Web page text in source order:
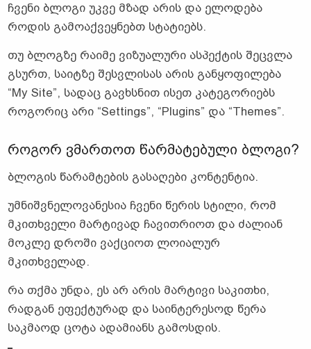
ჩვენი ბლოგი უკვე მზად არის და ელოდება
როდის გამოაქვეყნებთ სტატიებს.
თუ ბლოგზე რაიმე ვიზუალური ასპექტის შეცვლა
გსურთ, საიტზე შესვლისას არის განყოფილება
“My Site”, სადაც გავხსნით ისეთ კატეგორიებს
როგორიც არი “Settings”, “Plugins” და “Themes”.
როგორ ვმართოთ წარმატებული ბლოგი?
ბლოგის წარამტების გასაღები კონტენტია.
უმნიშვნელოვანესია ჩვენი წერის სტილი, რომ
მკითხველი მარტივად ჩავითრიოთ და ძალიან
მოკლე დროში ვაქციოთ ლოიალურ
მკითხველად.
რა თქმა უნდა, ეს არ არის მარტივი საკითხი,
რადგან ეფექტურად და საინტერესოდ წერა
საკმაოდ ცოტა ადამიანს გამოსდის.